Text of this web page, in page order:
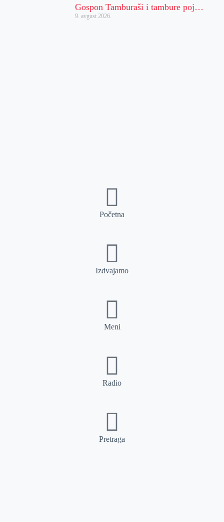
Gospon Tamburaši i tambure poj…
9. avgust 2026.
Početna
Izdvajamo
Meni
Radio
Pretraga